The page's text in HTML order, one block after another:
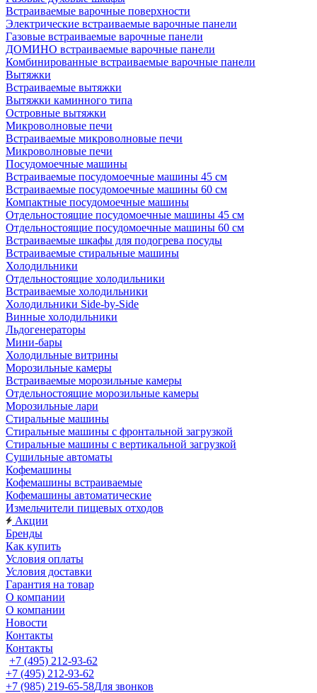
Встраиваемые варочные поверхности
Электрические встраиваемые варочные панели
Газовые встраиваемые варочные панели
ДОМИНО встраиваемые варочные панели
Комбинированные встраиваемые варочные панели
Вытяжки
Встраиваемые вытяжки
Вытяжки каминного типа
Островные вытяжки
Микроволновые печи
Встраиваемые микроволновые печи
Микроволновые печи
Посудомоечные машины
Встраиваемые посудомоечные машины 45 см
Встраиваемые посудомоечные машины 60 см
Компактные посудомоечные машины
Отдельностоящие посудомоечные машины 45 см
Отдельностоящие посудомоечные машины 60 см
Встраиваемые шкафы для подогрева посуды
Встраиваемые стиральные машины
Холодильники
Отдельностоящие холодильники
Встраиваемые холодильники
Холодильники Side-by-Side
Винные холодильники
Льдогенераторы
Мини-бары
Холодильные витрины
Морозильные камеры
Встраиваемые морозильные камеры
Отдельностоящие морозильные камеры
Морозильные лари
Стиральные машины
Стиральные машины с фронтальной загрузкой
Стиральные машины с вертикальной загрузкой
Сушильные автоматы
Кофемашины
Кофемашины встраиваемые
Кофемашины автоматические
Измельчители пищевых отходов
Акции
Бренды
Как купить
Условия оплаты
Условия доставки
Гарантия на товар
О компании
О компании
Новости
Контакты
Контакты
+7 (495) 212-93-62
+7 (495) 212-93-62
+7 (985) 219-65-58Для звонков